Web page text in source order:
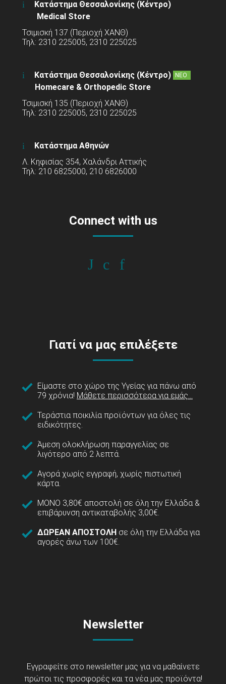
Κατάστημα Θεσσαλονίκης (Κέντρο)
Medical Store
Τσιμισκή 137 (Περιοχή ΧΑΝΘ)
Τηλ: 2310 225005, 2310 225025
Κατάστημα Θεσσαλονίκης (Κέντρο) ΝΕΟ
Homecare & Orthopedic Store
Τσιμισκή 135 (Περιοχή ΧΑΝΘ)
Τηλ: 2310 225005, 2310 225025
Κατάστημα Αθηνών
Λ. Κηφισίας 354, Χαλάνδρι Αττικής
Τηλ: 210 6825000, 210 6826000
Connect with us
Γιατί να μας επιλέξετε
Είμαστε στο χώρο της Υγείας για πάνω από
79 χρόνια! Μάθετε περισσότερα για εμάς...
Τεράστια ποικιλία προϊόντων για όλες τις
ειδικότητες.
Άμεση ολοκλήρωση παραγγελίας σε
λιγότερο από 2 λεπτά.
Αγορά χωρίς εγγραφή, χωρίς πιστωτική
κάρτα.
ΜΟΝΟ 3,80€ αποστολή σε όλη την Ελλάδα &
επιβάρυνση αντικαταβολής 3,00€.
ΔΩΡΕΑΝ ΑΠΟΣΤΟΛΗ σε όλη την Ελλάδα για
αγορές άνω των 100€.
Newsletter
Εγγραφείτε στο newsletter μας για να μαθαίνετε
πρώτοι τις προσφορές και τα νέα μας προϊόντα!